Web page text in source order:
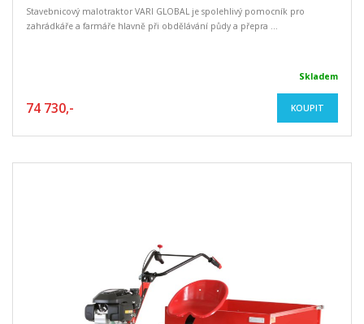
Stavebnicový malotraktor VARI GLOBAL je spolehlivý pomocník pro
zahrádkáře a farmáře hlavně při obdělávání půdy a přepra ...
Skladem
74 730,- KOUPIT